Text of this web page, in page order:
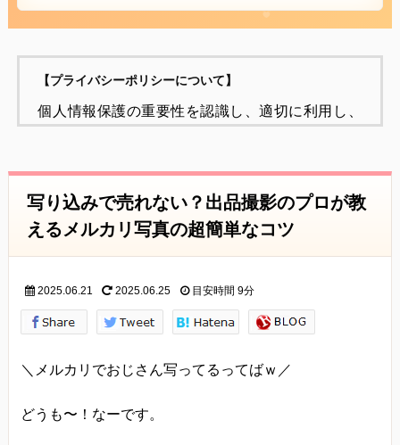
【プライバシーポリシーについて】
個人情報保護の重要性を認識し、適切に利用し、
個人情報の定義
電子メールアドレス、職業、勤務先等、特定の個
人を識別し得る情報をいいます。
当方は、以下の目的のため、その範囲内において
写り込みで売れない？出品撮影のプロが教
えるメルカリ写真の超簡単なコツ
2025.06.21 2025.06.25 目安時間 9分
＼メルカリでおじさん写ってるってばｗ／
どうも〜！なーです。